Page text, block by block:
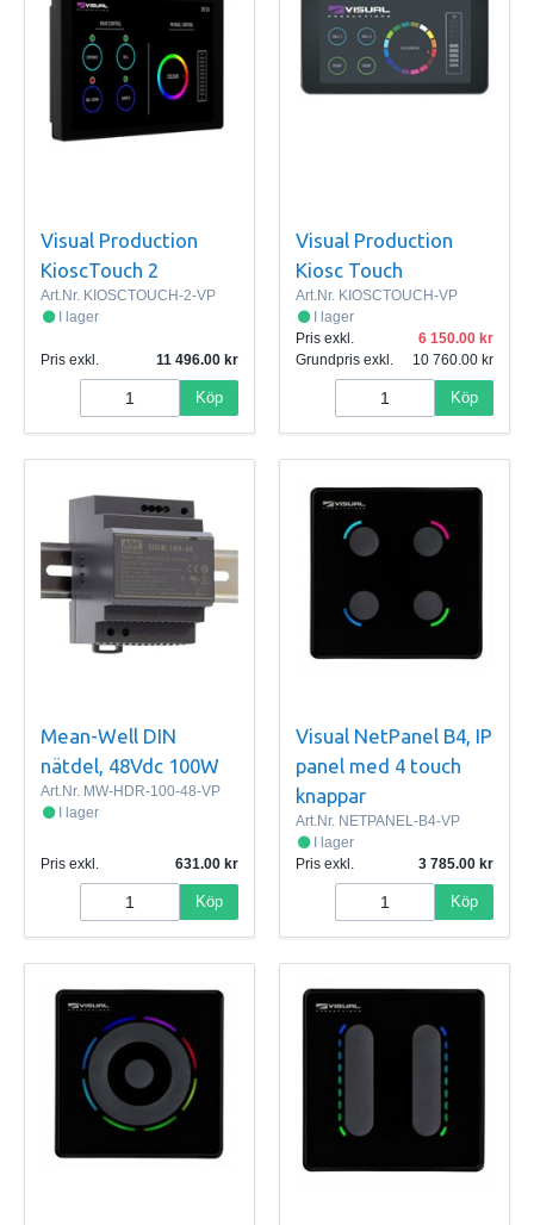
Visual Production
KioscTouch 2
Art.Nr. KIOSCTOUCH-2-VP
I lager
Pris exkl. 11 496.00
Köp
Visual Production
Kiosc Touch
Art.Nr. KIOSCTOUCH-VP
I lager
Pris exkl.
6 150.00
Grundpris exkl.
10 760.00
Köp
Mean-Well DIN
nätdel, 48Vdc 100W
Art.Nr. MW-HDR-100-48-VP
I lager
Pris exkl. 631.00
Köp
Visual NetPanel B4, IP
panel med 4 touch
knappar
Art.Nr. NETPANEL-B4-VP
I lager
Pris exkl.
3 785.00
Köp